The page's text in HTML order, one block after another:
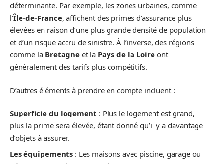
déterminante. Par exemple, les zones urbaines, comme
l’Île-de-France, affichent des primes d’assurance plus
élevées en raison d’une plus grande densité de population
et d’un risque accru de sinistre. À l’inverse, des régions
comme la Bretagne et la Pays de la Loire ont
généralement des tarifs plus compétitifs.
D’autres éléments à prendre en compte incluent :
Superficie du logement : Plus le logement est grand,
plus la prime sera élevée, étant donné qu’il y a davantage
d’objets à assurer.
Les équipements : Les maisons avec piscine, garage ou